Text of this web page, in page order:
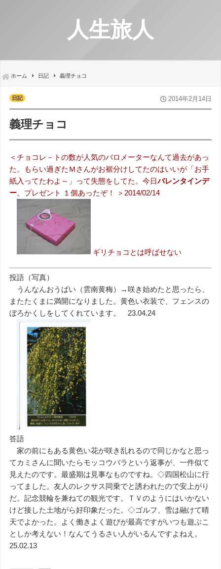
人生旅人
ホーム 日記 義理チョコ
日記 2014年2月14日
義理チョコ
＜チョコレ－トの数が人気のバロメーターなんて過去があっ
た。もらい過ぎたＭさんがお裾分けしてたのはいいが「お手
紙入ってたわよ～」って失態をしてた。今日バレンタインデ
ー。プレゼント １個あったぞ！ ＞2014/02/14
ギリチョコとは呼ばせない
投語（写真）
うんなんおうばい（雲南黄梅）→咲き始めたと思ったら、
またたくまに満開になりました。黄色い衣装で、フェンスの
ぼろかくしをしてくれています。 23.04.24
答語
家の前にもある黄色い花が咲き乱れるので同じかなと思っ
てカミさんに聞いたらモッコウバラという返事が、一件似て
見えたのです。最盛期は見事なものですね。◇四国松山に行
ってました。友人のレクサス同乗でと誘われたので安上がり
だ。記念競輪を兼ねての観光です。ＴＶのようにはいかない
けど接した土地がら好印象だった。◇ゴルフ、雪は融けて晴
天でよかった。よく働きよく遊びが最高ですがいつも遊ぶこ
としか考えない！なんてうるさい人がいるんですよねえ。
25.02.13